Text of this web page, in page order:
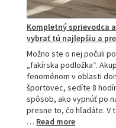
Kompletný sprievodca
vybrať tú najlepšiu a
Možno ste o nej počuli
„fakírska podložka“.
fenoménom v oblasti
športovec, sedíte 8
spôsob, ako vypnúť po
presne to, čo hľadáte. V
… Read more: